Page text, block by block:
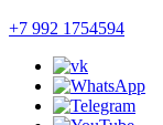
+7 992 1754594